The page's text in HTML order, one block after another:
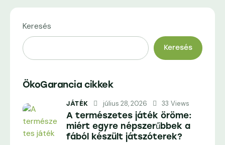
Keresés
Keresés
ÖkoGarancia cikkek
JÁTÉK július 28, 2026 33 Views
A természetes játék öröme:
miért egyre népszerűbbek a
fából készült játszóterek?